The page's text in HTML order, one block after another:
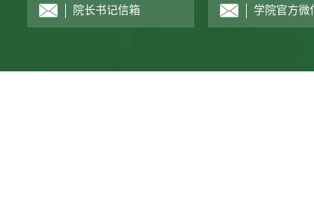
院长书记信箱 学院官方微